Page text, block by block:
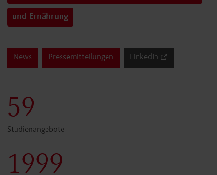
und Ernährung
News Pressemitteilungen LinkedIn
60
Studienangebote
2000